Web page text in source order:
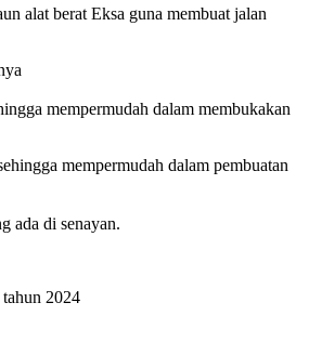
alat berat Eksa guna membuat jalan
mempermudah dalam membukakan
mempermudah dalam pembuatan
ada di senayan.
2024